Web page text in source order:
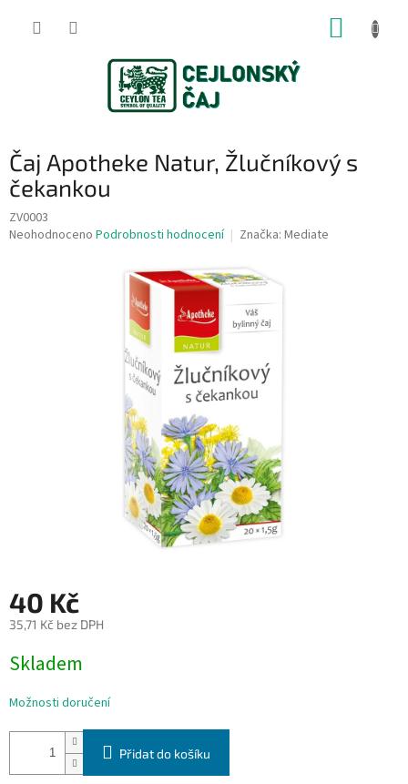
Čaj Apotheke Natur, Žlučníkový s
čekankou
ZV0003
Průměrné
Neohodnoceno Podrobnosti hodnocení Značka: Mediate
40 Kč
35,71 Kč bez DPH
cena:
Skladem
Možnosti doručení
Přidat do košíku